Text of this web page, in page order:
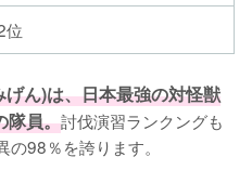
位
ん)は、日本最強の対怪獣
隊員。討伐演習ランクングも
98％を誇ります。